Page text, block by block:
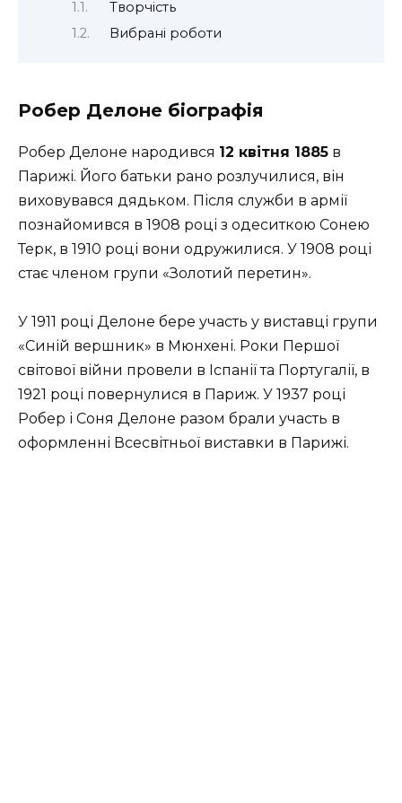
Творчість
Вибрані роботи
Робер Делоне біографія
Робер Делоне народився 12 квітня 1885 в
Парижі. Його батьки рано розлучилися, він
виховувався дядьком. Після служби в армії
познайомився в 1908 році з одеситкою Сонею
Терк, в 1910 році вони одружилися. У 1908 році
стає членом групи «Золотий перетин».
У 1911 році Делоне бере участь у виставці групи
«Синій вершник» в Мюнхені. Роки Першої
світової війни провели в Іспанії та Португалії, в
1921 році повернулися в Париж. У 1937 році
Робер і Соня Делоне разом брали участь в
оформленні Всесвітньої виставки в Парижі.